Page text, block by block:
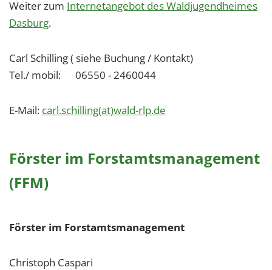
Weiter zum Internetangebot des Waldjugendheimes
Dasburg.
Carl Schilling ( siehe Buchung / Kontakt)
Tel./ mobil: 06550 - 2460044
E-Mail: carl.schilling(at)wald-rlp.de
Förster im Forstamtsmanagement
(FFM)
Förster im Forstamtsmanagement
Christoph Caspari